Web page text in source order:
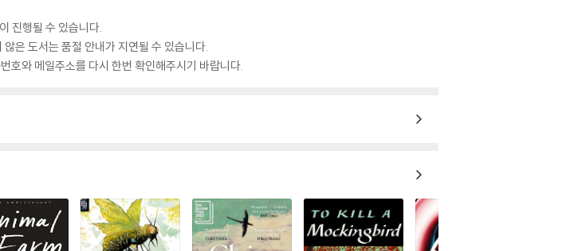
진행될 수 있습니다.
은 도서는 품절 안내가 지연될 수 있습니다.
호와 메일주소를 다시 한번 확인해주시기 바랍니다.